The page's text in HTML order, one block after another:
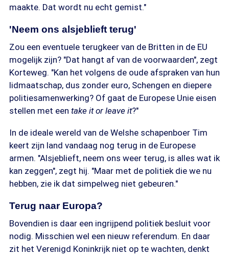
maakte. Dat wordt nu echt gemist."
'Neem ons alsjeblieft terug'
Zou een eventuele terugkeer van de Britten in de EU
mogelijk zijn? "Dat hangt af van de voorwaarden", zegt
Korteweg. "Kan het volgens de oude afspraken van hun
lidmaatschap, dus zonder euro, Schengen en diepere
politiesamenwerking? Of gaat de Europese Unie eisen
stellen met een take it or leave it?"
In de ideale wereld van de Welshe schapenboer Tim
keert zijn land vandaag nog terug in de Europese
armen. "Alsjeblieft, neem ons weer terug, is alles wat ik
kan zeggen", zegt hij. "Maar met de politiek die we nu
hebben, zie ik dat simpelweg niet gebeuren."
Terug naar Europa?
Bovendien is daar een ingrijpend politiek besluit voor
nodig. Misschien wel een nieuw referendum. En daar
zit het Verenigd Koninkrijk niet op te wachten, denkt